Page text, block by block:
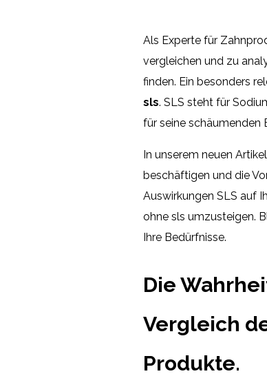
Als Experte für
vergleichen und zu
finden. Ein besonders
sls. SLS steht für
für seine schäumenden
In unserem neuen
beschäftigen und die
Auswirkungen SLS auf
ohne sls umzusteigen.
Ihre Bedürfnisse.
Die
Vergleich
Produkte.